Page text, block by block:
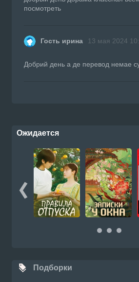
посмотреть
Гость ирина 13 мая 2024
Добрий день а де перевод немае
Ожидается
Подборки